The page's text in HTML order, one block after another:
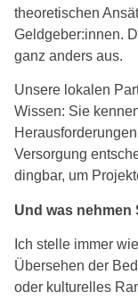
theo­re­ti­schen
Geldgeber:innen.
ganz anders aus.
Unsere loka­len
Wissen: Sie
Versorgung
ding­bar, um
Und was neh­men
Ich stel­le immer
Übersehen der
oder kul­tu­rel­les